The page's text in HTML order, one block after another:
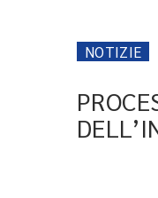
NOTIZIE